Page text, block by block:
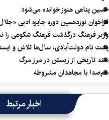
حسین پناهی هنوز خوانده می‌شود
فراخوان نوزدهمین دوره جایزه ادبی
وزیر فرهنگ درگذشت فرهنگ شکوهی را
پشت نام دولت‌آبادی، سال‌ها تلاش و
سند تاریخی از زیستن در مرز مرگ
هم‌صدا با مجاهدان مشروطه
اخبار مرتبط